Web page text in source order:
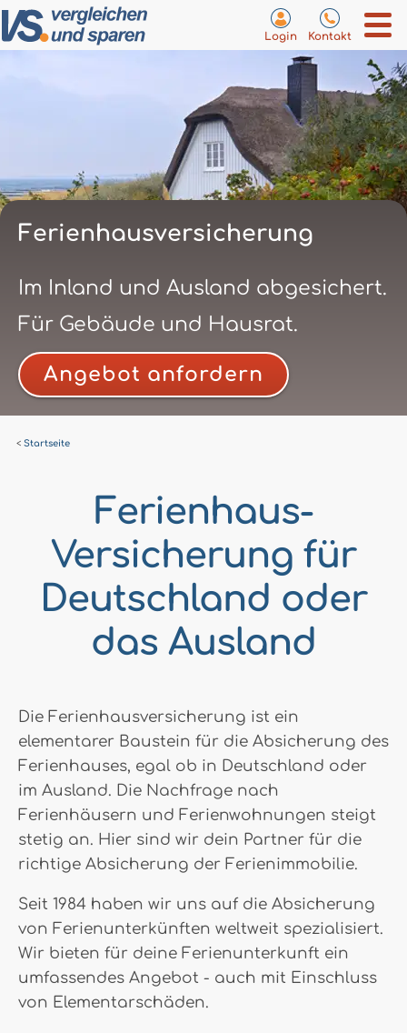
Login Kontakt
Ferienhausversicherung
Im Inland und Ausland abgesichert.
Für Gebäude und Hausrat.
Angebot anfordern
Startseite
Ferienhaus-
Versicherung für
Deutschland oder
das Ausland
Die Ferienhausversicherung ist ein
elementarer Baustein für die Absicherung des
Ferienhauses, egal ob in Deutschland oder
im Ausland. Die Nachfrage nach
Ferienhäusern und Ferienwohnungen steigt
stetig an. Hier sind wir dein Partner für die
richtige Absicherung der Ferienimmobilie.
Seit 1984 haben wir uns auf die Absicherung
von Ferienunterkünften weltweit spezialisiert.
Wir bieten für deine Ferienunterkunft ein
umfassendes Angebot - auch mit Einschluss
von Elementarschäden.